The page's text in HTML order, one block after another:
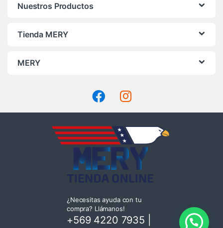
Nuestros Productos
Tienda MERY
MERY
¿Necesitas ayuda con tu
compra? Llámanos!
+569 4220 7935